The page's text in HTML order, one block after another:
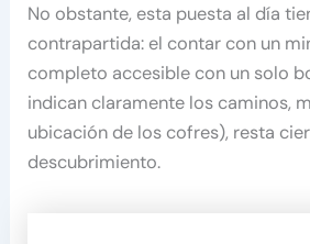
No obstante, esta puesta al día
contrapartida: el contar con un
completo accesible con un solo
indican claramente los caminos,
ubicación de los cofres), resta
descubrimiento.